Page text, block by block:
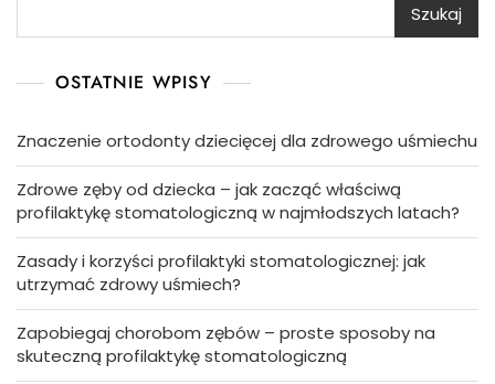
Szukaj
OSTATNIE WPISY
Znaczenie ortodonty dziecięcej dla zdrowego uśmiechu
Zdrowe zęby od dziecka – jak zacząć właściwą
profilaktykę stomatologiczną w najmłodszych latach?
Zasady i korzyści profilaktyki stomatologicznej: jak
utrzymać zdrowy uśmiech?
Zapobiegaj chorobom zębów – proste sposoby na
skuteczną profilaktykę stomatologiczną